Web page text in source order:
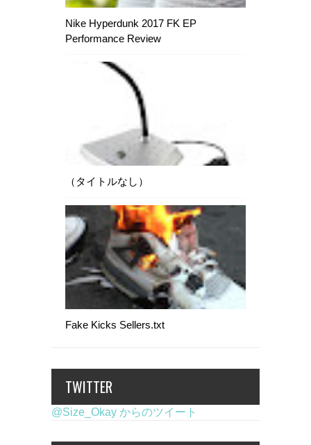
Nike Hyperdunk 2017 FK EP
Performance Review
（タイトルなし）
Fake Kicks Sellers.txt
TWITTER
@Size_Okay からのツイート